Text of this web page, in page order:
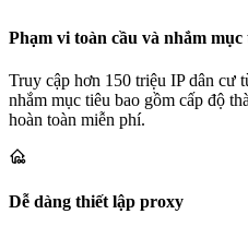
Phạm vi toàn cầu và nhắm mục
Truy cập hơn 150 triệu IP dân cư
nhắm mục tiêu bao gồm cấp độ
hoàn toàn miễn phí.
Dễ dàng thiết lập proxy